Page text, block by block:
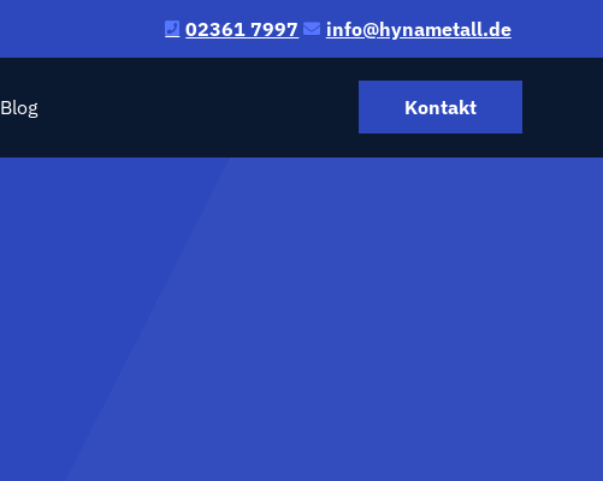
02361 7997 ed.llatemanyh
@ofni
Blog Kontakt